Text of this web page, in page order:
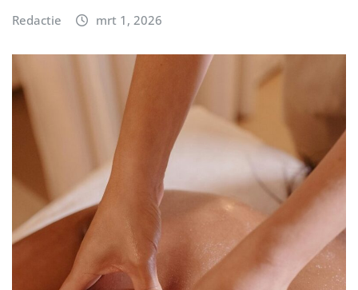
Redactie mrt 1, 2026